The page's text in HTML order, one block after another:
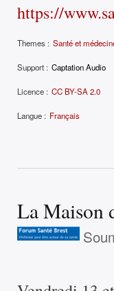
https://
Themes : Santé et
Support : Captation Audio
Licence : CC BY-SA 2.0
Langue : Français
La Maison